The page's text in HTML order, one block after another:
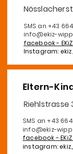
SMS an +43
info@ekiz-
facebook -
Instagram:
Eltern-
Riehlstrasse
SMS an +43 664
info@ekiz-
facebook -
instagram: